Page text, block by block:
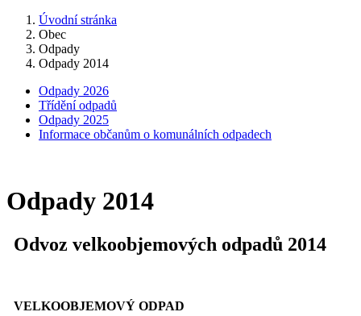
Úvodní stránka
Obec
Odpady
Odpady 2014
Odpady 2026
Třídění odpadů
Odpady 2025
Informace občanům o komunálních odpadech
Odpady 2014
Odvoz velkoobjemových odpadů 2014
VELKOOBJEMOVÝ ODPAD